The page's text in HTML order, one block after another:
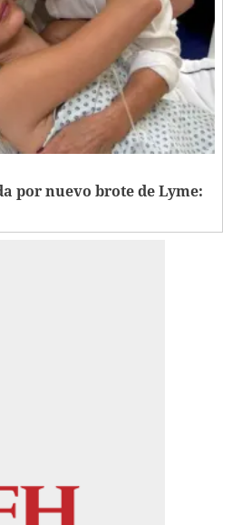
por nuevo brote de Lyme: